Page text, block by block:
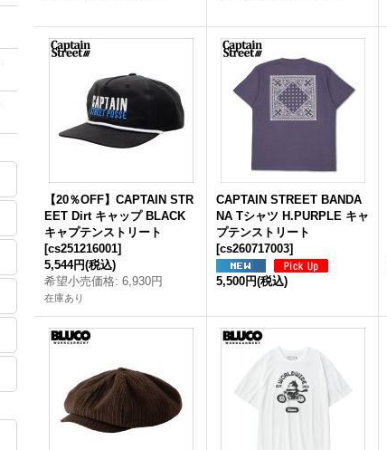
【20％OFF】CAPTAIN STR
EET Dirt キャップ BLACK
キャプテンストリート
[cs251216001]
5,544円(税込)
希望小売価格: 6,930円
在庫あり
CAPTAIN STREET BANDA
NA Tシャツ H.PURPLE キャ
プテンストリート
[cs260717003]
5,500円(税込)